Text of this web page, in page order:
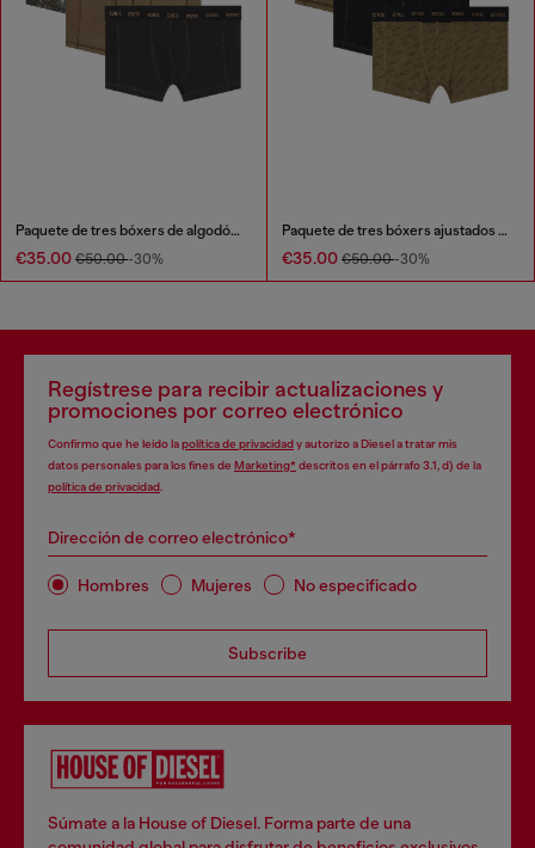
Paquete de tres bóxers de algodón elástico
€35.00 €50.00-30%
Paquete de tres bóxers ajustados con logotipo estilizado
€35.00 €50.00-30%
Regístrese para recibir actualizaciones y
promociones por correo electrónico
Confirmo que he leído lapolítica de privacidady autorizo a Diesel a tratar mis
datos personales para los fines de Marketing*descritos en el párrafo 3.1, d) de la
política de privacidad
Dirección de correo electrónico*
Hombres Mujeres No especificado
Subscribe
Súmate a la House of Diesel. Forma parte de una